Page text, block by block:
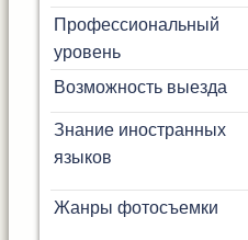
Профессиональный
уровень
Возможность выезда
Знание иностранных
языков
Жанры фотосъемки